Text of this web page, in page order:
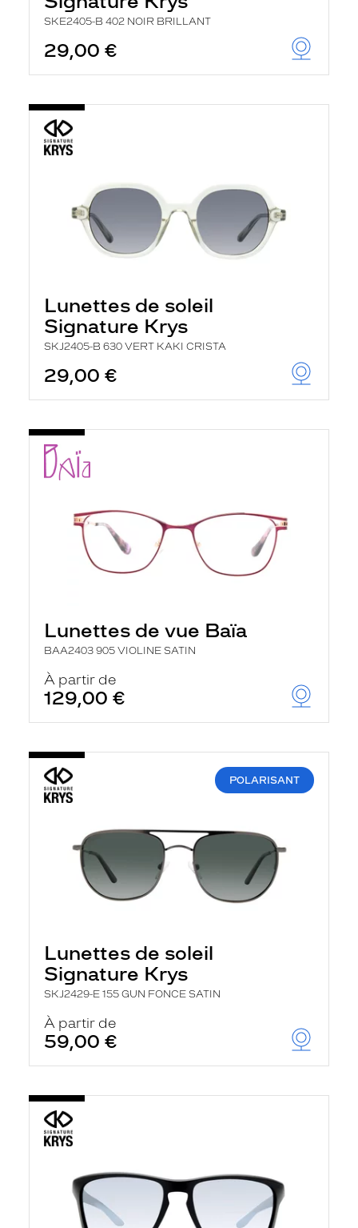
SKE2405-B 402 NOIR BRILLANT
29,00 €
Lunettes de soleil
Signature Krys
SKJ2405-B 630 VERT KAKI CRISTA
29,00 €
Lunettes de vue Baïa
BAA2403 905 VIOLINE SATIN
À partir de
129,00 €
POLARISANT
Lunettes de soleil
Signature Krys
SKJ2429-E 155 GUN FONCE SATIN
À partir de
59,00 €